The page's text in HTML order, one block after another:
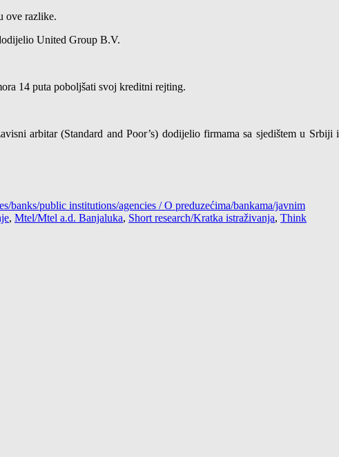
ove razlike.
United Group B.V.
14 puta poboljšati svoj kreditni rejting.
arbitar (Standard and Poor’s) dodijelio firmama sa sjedištem u Srbiji i
banks/public institutions/agencies / O preduzećima/bankama/javnim
, Mtel/Mtel a.d. Banjaluka, Short research/Kratka istraživanja, Think